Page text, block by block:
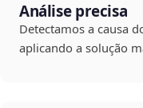
Análise precisa
Detectamos a causa
aplicando a solução